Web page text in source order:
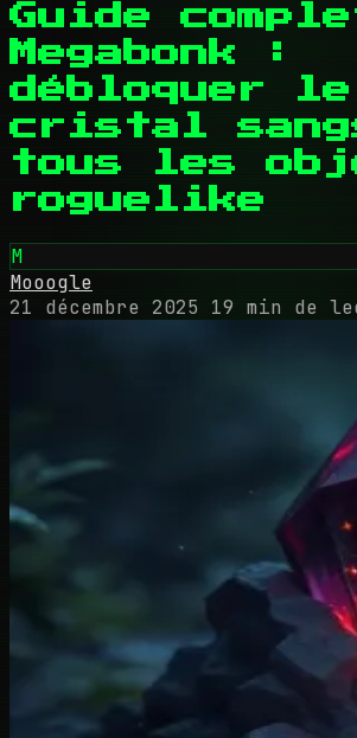
Guide
Megabonk :
débloquer le
cristal
tous les
roguelike
M
Mooogle
21 décembre 2025
19 min de